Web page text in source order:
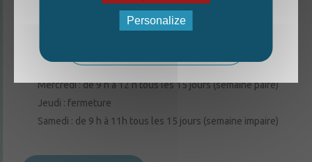
6 rue de la Harderie, 49220 Thorigné d’Anjou
Lundi, mardi, vendredi : de 9 h à 12 h
Mercredi : de 9 h à 12 h tous les 15 jours (semaine paire)
Jeudi : fermeture
Samedi : de 9 h à 11h tous les 15 jours (semaine impaire)
La nouvelle édition du Mag est arrivée!
Personalize